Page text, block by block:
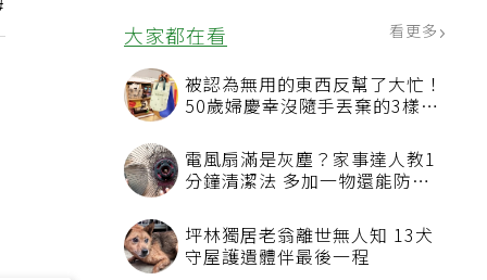
45歲男存2千萬提早退休 接信用
卡公司通知「淚回職場」：有錢
也碰壁
大家都在看 看更多
被認為無用的東西反幫了大忙！
50歲婦慶幸沒隨手丟棄的3樣物
品